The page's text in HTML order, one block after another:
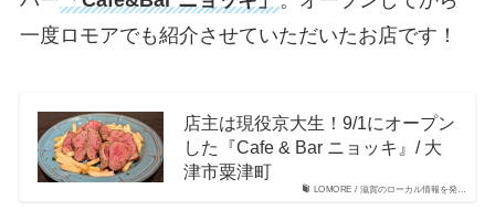
一度ロモアでも紹介させていただいたお店です！
LOMORE / 滋賀のローカル情報を発…
店主は現役京大生！9/1にオープン
した『Cafe & Bar ニョッキ』/ 大
津市粟津町